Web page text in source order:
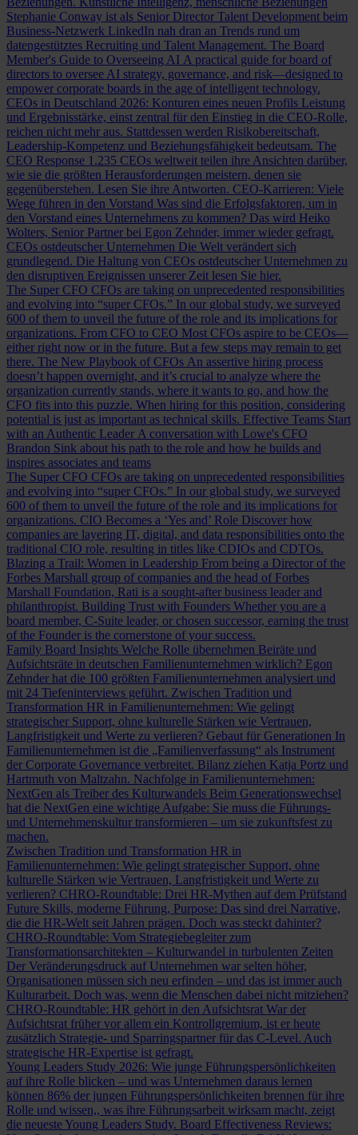
Stephanie Conway ist als Senior Director Talent Development beim
Business-Netzwerk LinkedIn nah dran an Trends rund um
datengestütztes Recruiting und Talent Management. The Board
Member's Guide to Overseeing AI A practical guide for board of
directors to oversee AI strategy, governance, and risk—designed to
empower corporate boards in the age of intelligent technology.
CEOs in Deutschland 2026: Konturen eines neuen Profils Leistung
und Ergebnisstärke, einst zentral für den Einstieg in die CEO-Rolle,
reichen nicht mehr aus. Stattdessen werden Risikobereitschaft,
Leadership-Kompetenz und Beziehungsfähigkeit bedeutsam. The
CEO Response 1.235 CEOs weltweit teilen ihre Ansichten darüber,
wie sie die größten Herausforderungen meistern, denen sie
gegenüberstehen. Lesen Sie ihre Antworten. CEO-Karrieren: Viele
Wege führen in den Vorstand Was sind die Erfolgsfaktoren, um in
den Vorstand eines Unternehmens zu kommen? Das wird Heiko
Wolters, Senior Partner bei Egon Zehnder, immer wieder gefragt.
CEOs ostdeutscher Unternehmen Die Welt verändert sich
grundlegend. Die Haltung von CEOs ostdeutscher Unternehmen zu
den disruptiven Ereignissen unserer Zeit lesen Sie hier.
The Super CFO CFOs are taking on unprecedented responsibilities
and evolving into “super CFOs.” In our global study, we surveyed
600 of them to unveil the future of the role and its implications for
organizations. From CFO to CEO Most CFOs aspire to be CEOs—
either right now or in the future. But a few steps may remain to get
there. The New Playbook of CFOs An assertive hiring process
doesn’t happen overnight, and it’s crucial to analyze where the
organization currently stands, where it wants to go, and how the
CFO fits into this puzzle. When hiring for this position, considering
potential is just as important as technical skills. Effective Teams Start
with an Authentic Leader A conversation with Lowe's CFO
Brandon Sink about his path to the role and how he builds and
inspires associates and teams
The Super CFO CFOs are taking on unprecedented responsibilities
and evolving into “super CFOs.” In our global study, we surveyed
600 of them to unveil the future of the role and its implications for
organizations. CIO Becomes a ‘Yes and’ Role Discover how
companies are layering IT, digital, and data responsibilities onto the
traditional CIO role, resulting in titles like CDIOs and CDTOs.
Blazing a Trail: Women in Leadership From being a Director of the
Forbes Marshall group of companies and the head of Forbes
Marshall Foundation, Rati is a sought-after business leader and
philanthropist. Building Trust with Founders Whether you are a
board member, C-Suite leader, or chosen successor, earning the trust
of the Founder is the cornerstone of your success.
Family Board Insights Welche Rolle übernehmen Beiräte und
Aufsichtsräte in deutschen Familienunternehmen wirklich? Egon
Zehnder hat die 100 größten Familienunternehmen analysiert und
mit 24 Tiefeninterviews geführt. Zwischen Tradition und
Transformation HR in Familienunternehmen: Wie gelingt
strategischer Support, ohne kulturelle Stärken wie Vertrauen,
Langfristigkeit und Werte zu verlieren? Gebaut für Generationen In
Familienunternehmen ist die „Familienverfassung“ als Instrument
der Corporate Governance verbreitet. Bilanz ziehen Katja Portz und
Hartmuth von Maltzahn. Nachfolge in Familienunternehmen:
NextGen als Treiber des Kulturwandels Beim Generationswechsel
hat die NextGen eine wichtige Aufgabe: Sie muss die Führungs-
und Unternehmenskultur transformieren – um sie zukunftsfest zu
machen.
Zwischen Tradition und Transformation HR in
Familienunternehmen: Wie gelingt strategischer Support, ohne
kulturelle Stärken wie Vertrauen, Langfristigkeit und Werte zu
verlieren? CHRO-Roundtable: Drei HR-Mythen auf dem Prüfstand
Future Skills, moderne Führung, Purpose: Das sind drei Narrative,
die die HR-Welt seit Jahren prägen. Doch was steckt dahinter?
CHRO-Roundtable: Vom Strategiebegleiter zum
Transformationsarchitekten – Kulturwandel in turbulenten Zeiten
Der Veränderungsdruck auf Unternehmen war selten höher,
Organisationen müssen sich neu erfinden – und das ist immer auch
Kulturarbeit. Doch was, wenn die Menschen dabei nicht mitziehen?
CHRO-Roundtable: HR gehört in den Aufsichtsrat War der
Aufsichtsrat früher vor allem ein Kontrollgremium, ist er heute
zusätzlich Strategie- und Sparringspartner für das C-Level. Auch
strategische HR-Expertise ist gefragt.
Young Leaders Study 2026: Wie junge Führungspersönlichkeiten
auf ihre Rolle blicken – und was Unternehmen daraus lernen
können 86% der jungen Führungspersönlichkeiten brennen für ihre
Rolle und wissen,, was ihre Führungsarbeit wirksam macht, zeigt
die neueste Young Leaders Study. Board Effectiveness Reviews: